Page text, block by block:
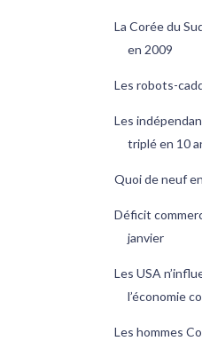
La Corée du
en 2009
Les robots-
Les
triplé en 10
Quoi de neuf
Déficit
janvier
Les USA
l’économie
Les hommes